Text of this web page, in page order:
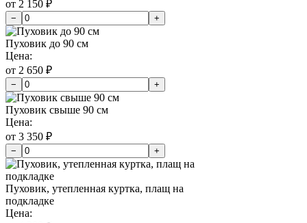
от 2 150 ₽
− +
Пуховик до 90 см
Цена:
от 2 650 ₽
− +
Пуховик свыше 90 см
Цена:
от 3 350 ₽
− +
Пуховик, утепленная куртка, плащ на
подкладке
Цена: